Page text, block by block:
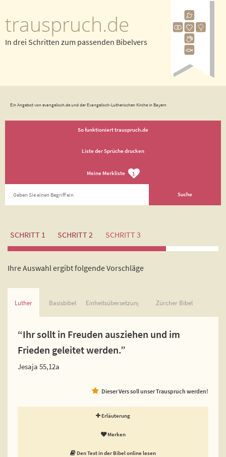
trauspruch.de
In drei Schritten zum passenden Bibelvers
Ein Angebot von evangelisch.de und der Evangelisch-Lutherischen Kirche in Bayern
So funktioniert trauspruch.de
Liste der Sprüche drucken
Meine Merkliste 1
SCHRITT 1 SCHRITT 2 SCHRITT 3
Ihre Auswahl ergibt folgende Vorschläge
Luther Basisbibel Einheitsübersetzung Zürcher Bibel
“Ihr sollt in Freuden ausziehen und im
Frieden geleitet werden.”
Jesaja 55,12a
Dieser Vers soll unser Trauspruch werden!
Erläuterung
Merken
Den Text in der Bibel online lesen